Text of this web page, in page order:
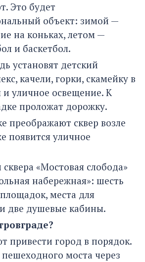
Это будет
объект: зимой —
на коньках, летом —
и баскетбол.
установят детский
качели, горки, скамейку в
и уличное освещение. К
проложат дорожку.
преображают сквер возле
появится уличное
«Мостовая слобода»
набережная»: шесть
места для
две душевые кабины.
привести город в порядок.
пешеходного моста через